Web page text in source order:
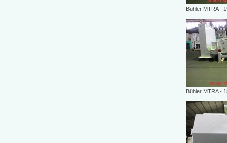
Bühler MTRA -
Bühler MTRA -